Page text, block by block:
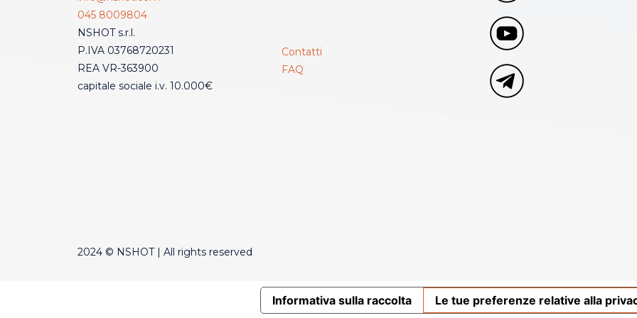
045 8009804
NSHOT s.r.l.
P.IVA 03768720231
REA VR-363900
capitale sociale i.v. 10.000€
Contatti
FAQ
2024 © NSHOT | All rights reserved
Informativa sulla raccolta Le tue preferenze relative alla